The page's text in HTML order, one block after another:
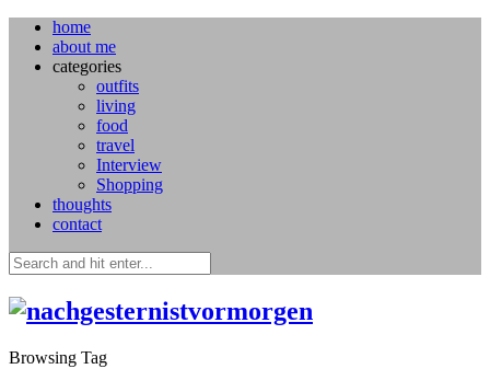
home
about me
categories
outfits
living
food
travel
Interview
Shopping
thoughts
contact
Browsing Tag